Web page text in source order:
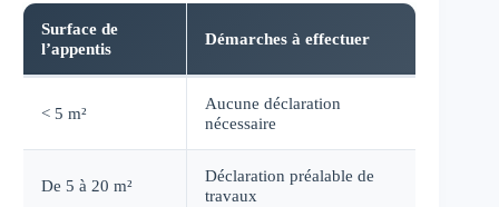
Surface de
l’appentis
Démarches à effectuer
< 5 m²
Aucune déclaration
nécessaire
De 5 à 20 m²
Déclaration préalable de
travaux